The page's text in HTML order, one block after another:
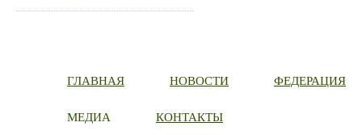
ГЛАВНАЯ НОВОСТИ ФЕДЕРАЦИЯ
МЕДИА КОНТАКТЫ